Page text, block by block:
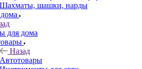
Шахматы, шашки, нарды
для дома
Назад
Автотовары